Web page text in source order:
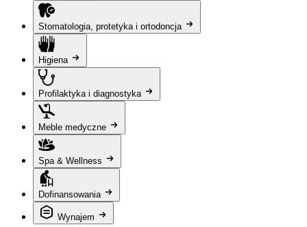
Stomatologia, protetyka i ortodoncja
Higiena
Profilaktyka i diagnostyka
Meble medyczne
Spa & Wellness
Dofinansowania
Wynajem